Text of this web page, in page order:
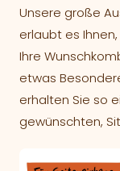
Unsere große
erlaubt es
Ihre
etwas
erhalten Sie so
gewünschten,